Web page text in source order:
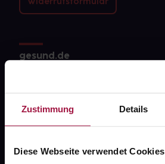
Zustimmung Details
Diese Webseite verwendet Cookies
gesund.de
Karriere
Newsletter
Barrierefreiheitserklärung